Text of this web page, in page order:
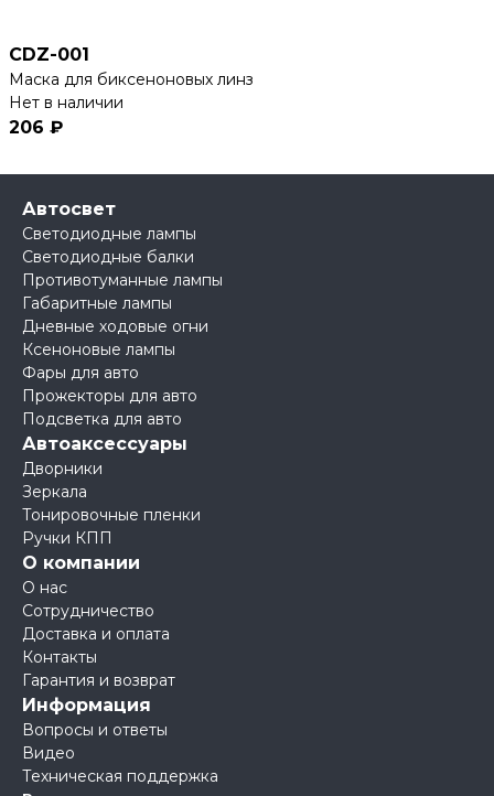
CDZ-001
Маска для биксеноновых линз
Нет в наличии
206 ₽
Автосвет
Светодиодные лампы
Светодиодные балки
Противотуманные лампы
Габаритные лампы
Дневные ходовые огни
Ксеноновые лампы
Фары для авто
Прожекторы для авто
Подсветка для авто
Автоаксессуары
Дворники
Зеркала
Тонировочные пленки
Ручки КПП
О компании
О нас
Сотрудничество
Доставка и оплата
Контакты
Гарантия и возврат
Информация
Вопросы и ответы
Видео
Техническая поддержка